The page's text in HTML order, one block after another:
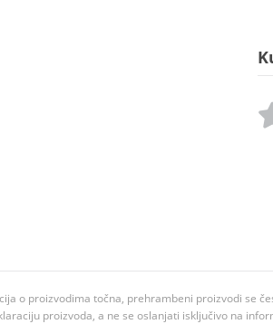
o proizvodima točna, prehrambeni proizvodi se
proizvoda, a ne se oslanjati isključivo na